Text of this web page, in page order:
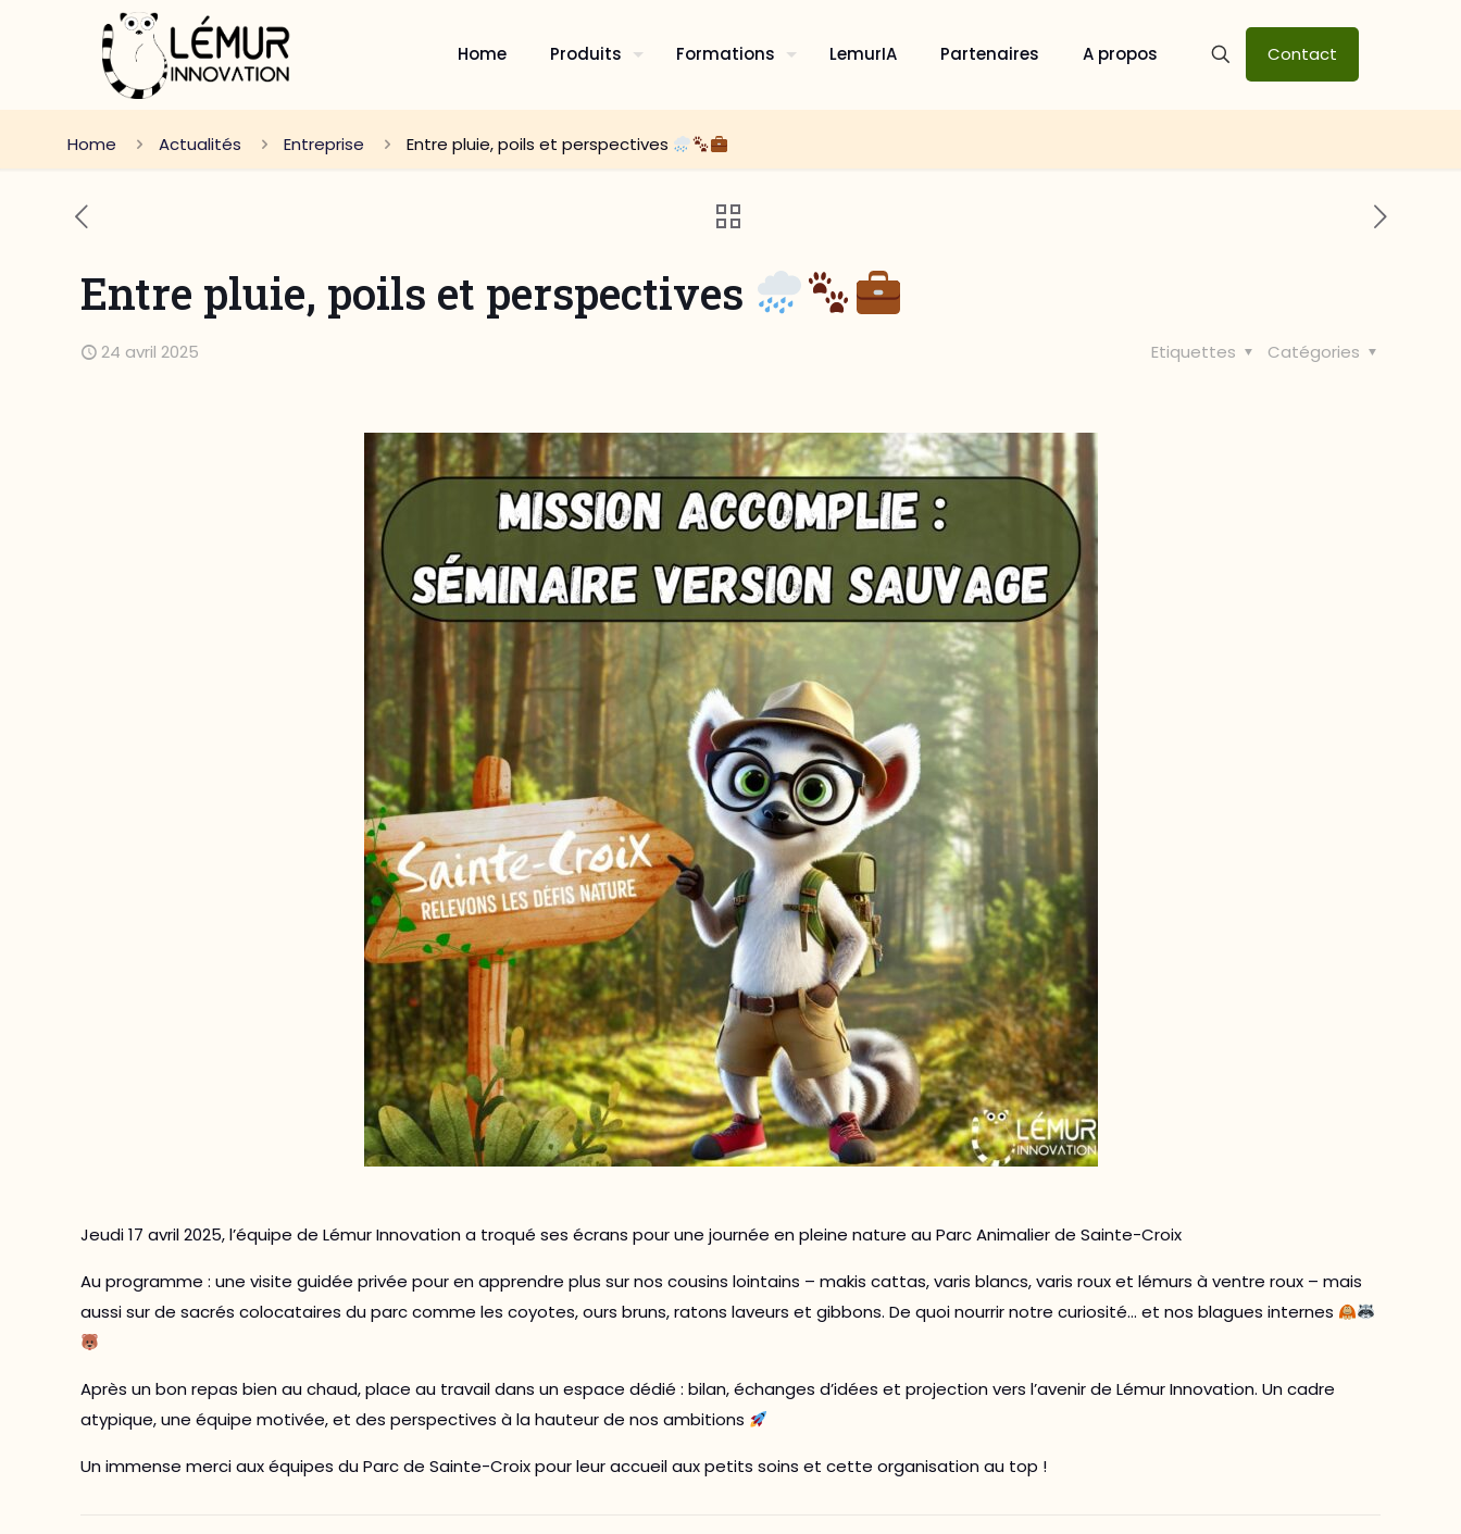
Home Produits Formations LemurIA Partenaires A propos Contact
Home Actualités Entreprise Entre pluie, poils et perspectives
Entre pluie, poils et perspectives
24 avril 2025 Catégories
Etiquettes
Jeudi 17 avril 2025, l’équipe de Lémur Innovation a troqué ses écrans pour une journée en pleine nature au Parc Animalier de Sainte-Croix
Au programme : une visite guidée privée pour en apprendre plus sur nos cousins lointains – makis cattas, varis blancs, varis roux et lémurs à ventre roux – mais
aussi sur de sacrés colocataires du parc comme les coyotes, ours bruns, ratons laveurs et gibbons. De quoi nourrir notre curiosité… et nos blagues internes
Après un bon repas bien au chaud, place au travail dans un espace dédié : bilan, échanges d’idées et projection vers l’avenir de Lémur Innovation. Un cadre
atypique, une équipe motivée, et des perspectives à la hauteur de nos ambitions
Un immense merci aux équipes du Parc de Sainte-Croix pour leur accueil aux petits soins et cette organisation au top !